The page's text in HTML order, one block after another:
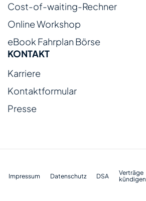
Cost-of-waiting-Rechner
Online Workshop
eBook Fahrplan Börse
KONTAKT
Karriere
Kontaktformular
Presse
Impressum Datenschutz DSA
Verträge
kündigen